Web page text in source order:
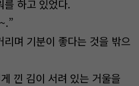
를 하고 있었다.
리며 기분이 좋다는 것을 밖으
낀 김이 서려 있는 거울을